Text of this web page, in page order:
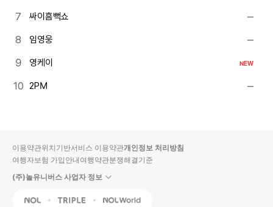
싸이흠뻑쇼
임영웅
영케이 NEW
2PM
이용약관위치기반서비스 이용약관개인정보 처리방침
여행자보험 가입안내여행약관분쟁해결기준
(주)놀유니버스 사업자 정보
NOL Triple Interpark Global